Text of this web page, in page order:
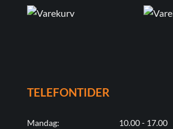
TELEFONTIDER
Mandag:
10.00 - 17.00